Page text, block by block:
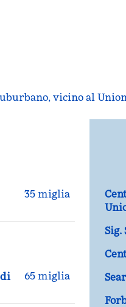
vicino al
35 miglia
65 miglia
Sig.